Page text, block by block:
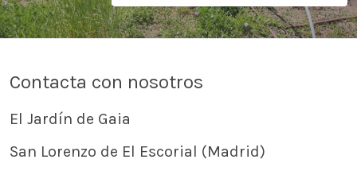
Contacta con nosotros
El Jardín de Gaia
San Lorenzo de El Escorial (Madrid)